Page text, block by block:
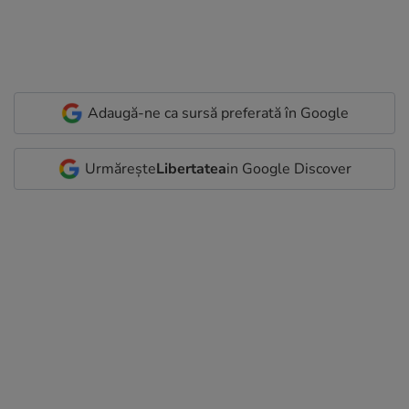
Adaugă-ne ca sursă preferată în Google
UrmăreșteLibertateain Google Discover